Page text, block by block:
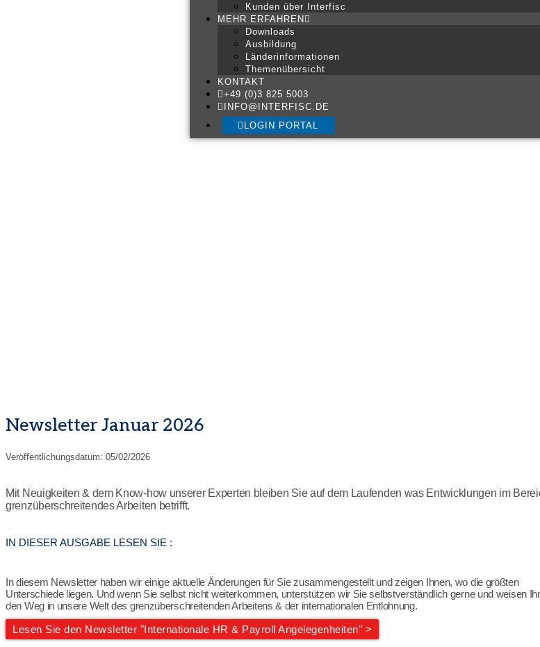
Kunden über Interfisc
MEHR ERFAHREN
Downloads
Ausbildung
Länderinformationen
Themenübersicht
KONTAKT
+49 (0)3 825 5003
INFO@INTERFISC.DE
LOGIN PORTAL
Newsletter Januar 2026
Veröffentlichungsdatum: 05/02/2026
Mit Neuigkeiten & dem Know-how unserer Experten bleiben Sie auf dem Laufenden was Entwicklungen im
grenzüberschreitendes Arbeiten betrifft.
IN DIESER AUSGABE LESEN SIE :
In diesem Newsletter haben wir einige aktuelle Änderungen für Sie zusammengestellt und zeigen Ihnen, wo die größten
Unterschiede liegen. Und wenn Sie selbst nicht weiterkommen, unterstützen wir Sie selbstverständlich gerne und weisen
den Weg in unsere Welt des grenzüberschreitenden Arbeitens & der internationalen Entlohnung.
Lesen Sie den Newsletter "Internationale HR & Payroll Angelegenheiten" >